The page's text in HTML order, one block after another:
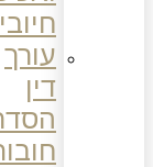
חיובים
עורך
דין
הסדר
חובות